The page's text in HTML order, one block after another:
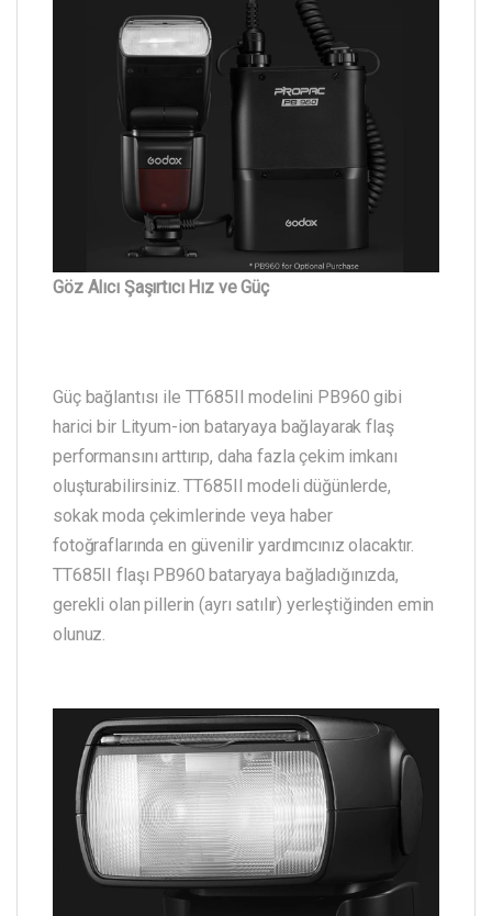
Göz Alıcı Şaşırtıcı Hız ve Güç
Güç bağlantısı ile TT685II modelini PB960 gibi
harici bir Lityum-ion bataryaya bağlayarak flaş
performansını arttırıp, daha fazla çekim imkanı
oluşturabilirsiniz. TT685II modeli düğünlerde,
sokak moda çekimlerinde veya haber
fotoğraflarında en güvenilir yardımcınız olacaktır.
TT685II flaşı PB960 bataryaya bağladığınızda,
gerekli olan pillerin (ayrı satılır) yerleştiğinden emin
olunuz.